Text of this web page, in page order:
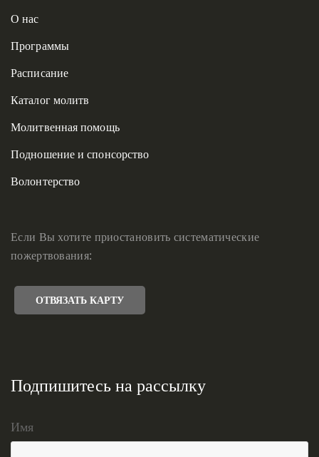
О нас
Программы
Расписание
Каталог молитв
Молитвенная помощь
Подношение и спонсорство
Волонтерство
Если Вы хотите приостановить систематические
пожертвования:
ОТВЯЗАТЬ КАРТУ
Подпишитесь на рассылку
Имя